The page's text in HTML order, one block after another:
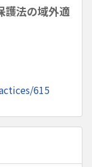
護法の域外適
615